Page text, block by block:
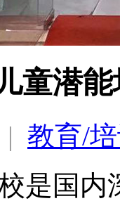
童潜
| 教育/
是国